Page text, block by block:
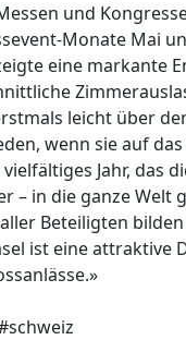
und
Monate Mai
eine
leicht über
wenn sie auf
Jahr, das
– in die ganze
Beteiligten
ist eine attraktive